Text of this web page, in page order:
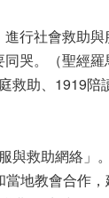
行社會救助與
哭。（聖經羅
救助、1919
與救助網絡」
地教會合作